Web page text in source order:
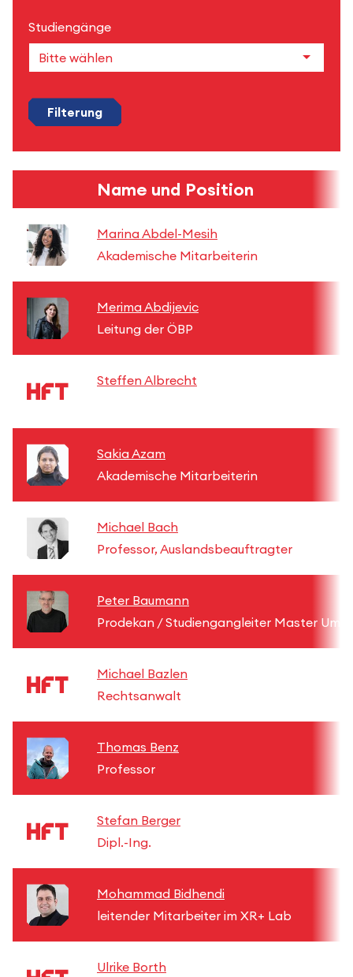
Studiengänge
Filterung
Name und Position
Marina Abdel-Mesih
Akademische Mitarbeiterin
Merima Abdijevic
Leitung der ÖBP
Steffen Albrecht
Sakia Azam
Akademische Mitarbeiterin
Michael Bach
Professor, Auslandsbeauftragter
Peter Baumann
Prodekan / Studiengangleiter Master
Michael Bazlen
Rechtsanwalt
Thomas Benz
Professor
Stefan Berger
Dipl.-Ing.
Mohammad Bidhendi
leitender Mitarbeiter im XR+ Lab
Ulrike Borth